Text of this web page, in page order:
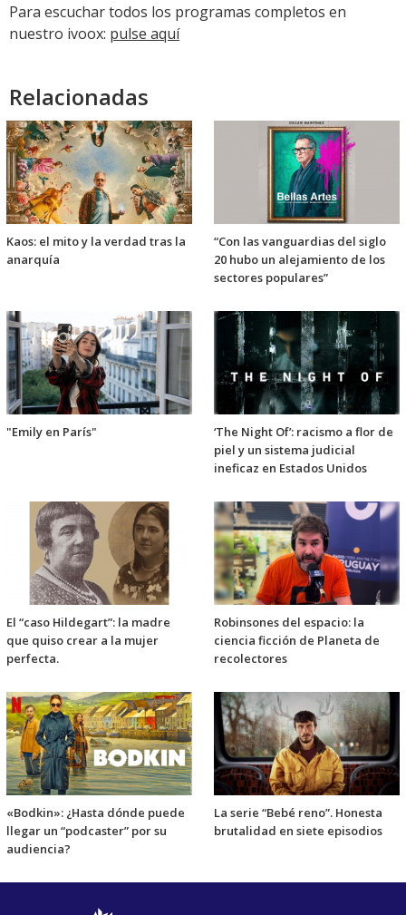
Para escuchar todos los programas completos en
nuestro ivoox: pulse aquí
Relacionadas
Kaos: el mito y la verdad tras la
anarquía
“Con las vanguardias del siglo
20 hubo un alejamiento de los
sectores populares”
"Emily en París"
‘The Night Of’: racismo a flor de
piel y un sistema judicial
ineficaz en Estados Unidos
El “caso Hildegart”: la madre
que quiso crear a la mujer
perfecta.
Robinsones del espacio: la
ciencia ficción de Planeta de
recolectores
«Bodkin»: ¿Hasta dónde puede
llegar un “podcaster” por su
audiencia?
La serie “Bebé reno”. Honesta
brutalidad en siete episodios